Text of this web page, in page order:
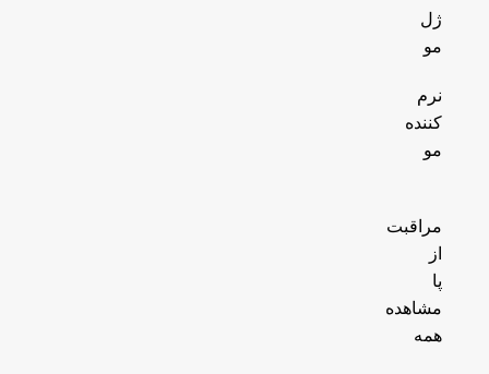
ژل
مو
نرم
کننده
مو
مراقبت
از
پا
مشاهده
همه